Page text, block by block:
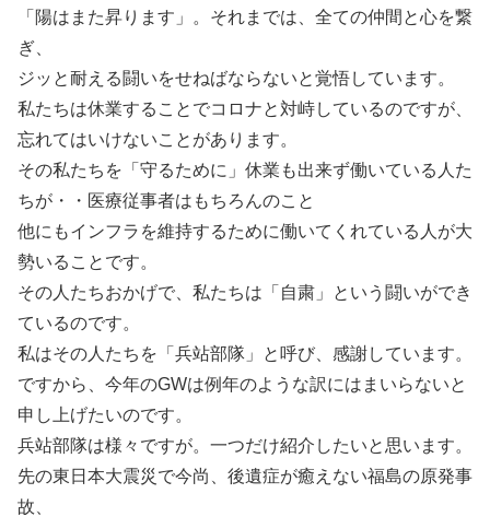
「陽はまた昇ります」。それまでは、全ての仲間と心を繋
ぎ、
ジッと耐える闘いをせねばならないと覚悟しています。
私たちは休業することでコロナと対峙しているのですが、
忘れてはいけないことがあります。
その私たちを「守るために」休業も出来ず働いている人た
ちが・・医療従事者はもちろんのこと
他にもインフラを維持するために働いてくれている人が大
勢いることです。
その人たちおかげで、私たちは「自粛」という闘いができ
ているのです。
私はその人たちを「兵站部隊」と呼び、感謝しています。
ですから、今年のGWは例年のような訳にはまいらないと
申し上げたいのです。
兵站部隊は様々ですが。一つだけ紹介したいと思います。
先の東日本大震災で今尚、後遺症が癒えない福島の原発事
故、